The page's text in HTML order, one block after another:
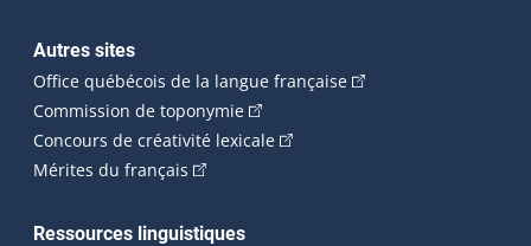
Autres sites
Office québécois de la langue française(Cet hyperlien
Commission de toponymie(Cet hyperlien externe s'ouvrira
Concours de créativité lexicale(Cet hyperlien externe
Mérites du français (Cet hyperlien externe s'ouvrira dans une
Ressources linguistiques